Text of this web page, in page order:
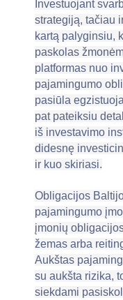
Investuojant
strategiją, tačiau
kartą palyginsiu,
paskolas
platformas nuo
pajamingumo
pasiūla
pat pateiksiu
iš investavimo
didesnę
ir kuo skiriasi.
Obligacijos
pajamingumo
įmonių
žemas arba
Aukštas
su aukšta rizika,
siekdami